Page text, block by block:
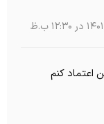
ب.ظ
اعتماد کنم